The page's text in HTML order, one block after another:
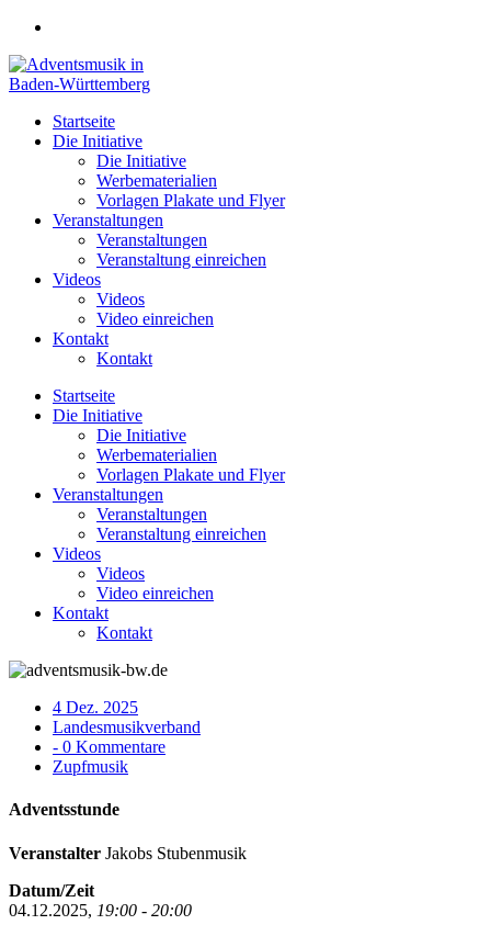
Zum
springen
Startseite
Die Initiative
Die Initiative
Werbematerialien
Vorlagen Plakate und Flyer
Veranstaltungen
Veranstaltungen
Veranstaltung einreichen
Videos
Videos
Video einreichen
Kontakt
Kontakt
Startseite
Die Initiative
Die Initiative
Werbematerialien
Vorlagen Plakate und Flyer
Veranstaltungen
Veranstaltungen
Veranstaltung einreichen
Videos
Videos
Video einreichen
Kontakt
Kontakt
4 Dez. 2025
Landesmusikverband
- 0 Kommentare
Zupfmusik
Adventsstunde
Veranstalter Jakobs Stubenmusik
Datum/Zeit
04.12.2025, 19:00 - 20:00